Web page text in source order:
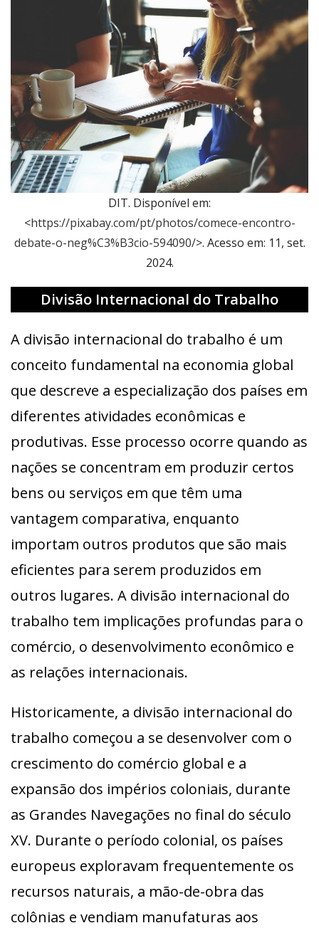
DIT. Disponível em:
<https://pixabay.com/pt/photos/comece-encontro-
debate-o-neg%C3%B3cio-594090/>. Acesso em: 11, set.
2024.
Divisão Internacional do Trabalho
A divisão internacional do trabalho é um
conceito fundamental na economia global
que descreve a especialização dos países em
diferentes atividades econômicas e
produtivas. Esse processo ocorre quando as
nações se concentram em produzir certos
bens ou serviços em que têm uma
vantagem comparativa, enquanto
importam outros produtos que são mais
eficientes para serem produzidos em
outros lugares. A divisão internacional do
trabalho tem implicações profundas para o
comércio, o desenvolvimento econômico e
as relações internacionais.
Historicamente, a divisão internacional do
trabalho começou a se desenvolver com o
crescimento do comércio global e a
expansão dos impérios coloniais, durante
as Grandes Navegações no final do século
XV. Durante o período colonial, os países
europeus exploravam frequentemente os
recursos naturais, a mão-de-obra das
colônias e vendiam manufaturas aos